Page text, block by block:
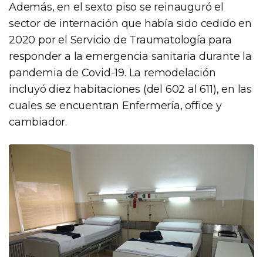
Además, en el sexto piso se reinauguró el
sector de internación que había sido cedido en
2020 por el Servicio de Traumatología para
responder a la emergencia sanitaria durante la
pandemia de Covid-19. La remodelación
incluyó diez habitaciones (del 602 al 611), en las
cuales se encuentran Enfermería, office y
cambiador.